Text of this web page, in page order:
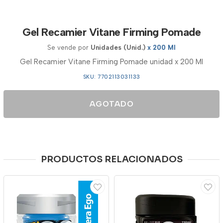
Gel Recamier Vitane Firming Pomade
Se vende por Unidades (Unid.) x 200 Ml
Gel Recamier Vitane Firming Pomade unidad x 200 Ml
SKU: 7702113031133
AGOTADO
PRODUCTOS RELACIONADOS